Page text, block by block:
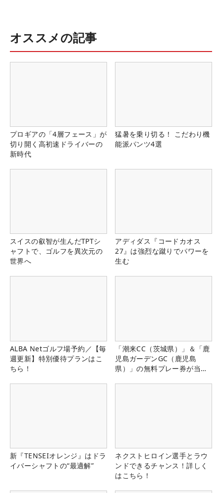
オススメの記事
プロギアの「4層フェース」が
切り開く高初速ドライバーの
新時代
猛暑を乗り切る！ こだわり機
能派パンツ4選
スイスの叡智が生んだTPTシ
ャフトで、ゴルフを異次元の
世界へ
アディダス『コードカオス
27』は強烈な蹴りでパワーを
生む
ALBA Netゴルフ場予約／【毎
週更新】特別優待プランはこ
ちら！
「潮来CC（茨城県）」＆「鹿
児島ガーデンGC（鹿児島
県）」の無料プレー券が当た
新『TENSEIオレンジ』はドラ
イバーシャフトの“最適解”
ネクストヒロイン選手とラウ
ンドできるチャンス！詳しく
はこちら！